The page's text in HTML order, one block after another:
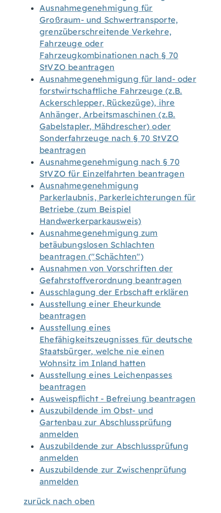
Ausnahmegenehmigung für
Großraum- und Schwertransporte,
grenzüberschreitende Verkehre,
Fahrzeuge oder
Fahrzeugkombinationen nach § 70
StVZO beantragen
Ausnahmegenehmigung für land- oder
forstwirtschaftliche Fahrzeuge (z.B.
Ackerschlepper, Rückezüge), ihre
Anhänger, Arbeitsmaschinen (z.B.
Gabelstapler, Mähdrescher) oder
Sonderfahrzeuge nach § 70 StVZO
beantragen
Ausnahmegenehmigung nach § 70
StVZO für Einzelfahrten beantragen
Ausnahmegenehmigung
Parkerlaubnis, Parkerleichterungen für
Betriebe (zum Beispiel
Handwerkerparkausweis)
Ausnahmegenehmigung zum
betäubungslosen Schlachten
beantragen ("Schächten")
Ausnahmen von Vorschriften der
Gefahrstoffverordnung beantragen
Ausschlagung der Erbschaft erklären
Ausstellung einer Eheurkunde
beantragen
Ausstellung eines
Ehefähigkeitszeugnisses für deutsche
Staatsbürger, welche nie einen
Wohnsitz im Inland hatten
Ausstellung eines Leichenpasses
beantragen
Ausweispflicht - Befreiung beantragen
Auszubildende im Obst- und
Gartenbau zur Abschlussprüfung
anmelden
Auszubildende zur Abschlussprüfung
anmelden
Auszubildende zur Zwischenprüfung
anmelden
zurück nach oben